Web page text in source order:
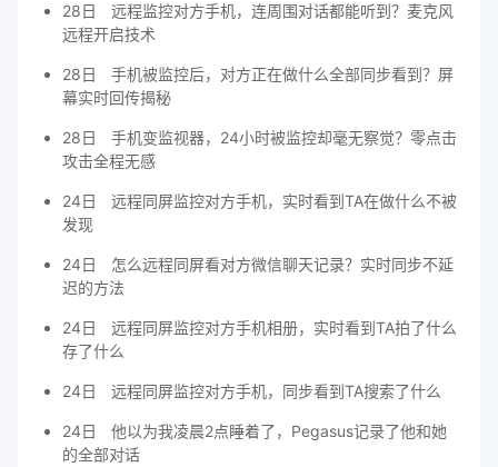
28日
远程监控对方手机，连周围对话都能听到？麦克风
远程开启技术
28日
手机被监控后，对方正在做什么全部同步看到？屏
幕实时回传揭秘
28日
手机变监视器，24小时被监控却毫无察觉？零点击
攻击全程无感
24日
远程同屏监控对方手机，实时看到TA在做什么不被
发现
24日
怎么远程同屏看对方微信聊天记录？实时同步不延
迟的方法
24日
远程同屏监控对方手机相册，实时看到TA拍了什么
存了什么
24日 远程同屏监控对方手机，同步看到TA搜索了什么
24日
他以为我凌晨2点睡着了，Pegasus记录了他和她
的全部对话